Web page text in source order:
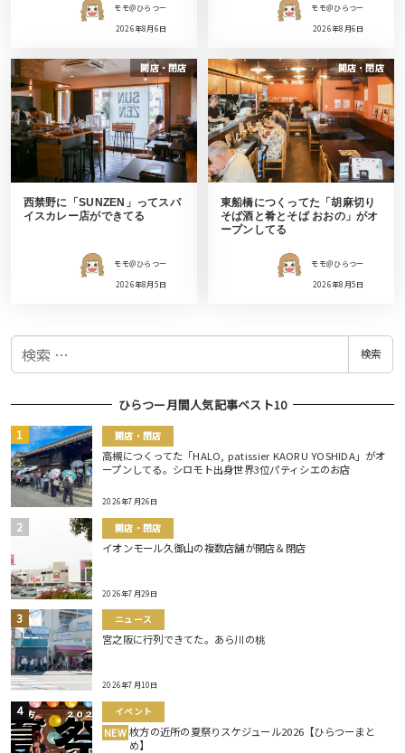
モモ＠ひらつー
2026年8月6日
モモ＠ひらつー
2026年8月6日
開店・閉店
西禁野に「SUNZEN」ってスパ
イスカレー店ができてる
モモ＠ひらつー
2026年8月5日
開店・閉店
東船橋につくってた「胡麻切り
そば酒と肴とそば おおの」がオ
ープンしてる
モモ＠ひらつー
2026年8月5日
検
検索
ひらつー月間人気記事ベスト10
開店・閉店
高槻につくってた「HALO, patissier KAORU YOSHIDA」がオ
ープンしてる。シロモト出身世界3位パティシエのお店
2026年7月26日
開店・閉店
イオンモール久御山の複数店舗が開店＆閉店
2026年7月29日
ニュース
宮之阪に行列できてた。あら川の桃
2026年7月10日
イベント
NEW 枚方の近所の夏祭りスケジュール2026【ひらつーまと
め】